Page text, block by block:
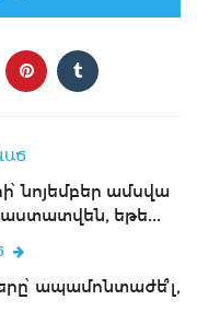
նոյեմբեր ամսվա
եթե...
ապամոնտաժե՞լ,